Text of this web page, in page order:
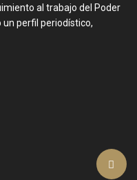
al trabajo del Poder
un perfil periodístico,